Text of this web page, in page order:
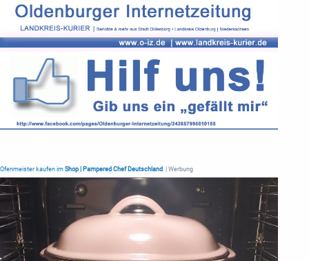
Ofenmeister kaufen im Shop | Pampered Chef Deutschland | Werbung